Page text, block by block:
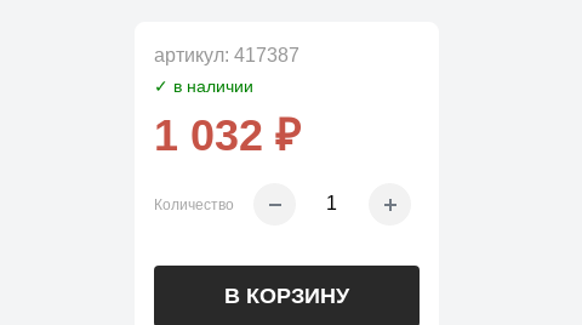
артикул: 417387
✓ в наличии
1 032 ₽
Количество
В КОРЗИНУ